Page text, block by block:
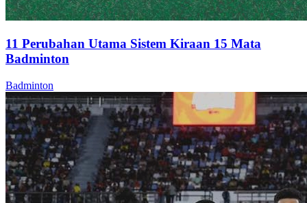
11 Perubahan Utama Sistem Kiraan 15 Mata
Badminton
Badminton